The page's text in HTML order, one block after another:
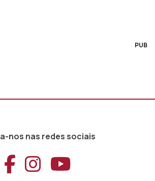
PUB
nos nas redes sociais
Aceder ao
Aceder ao
Aceder